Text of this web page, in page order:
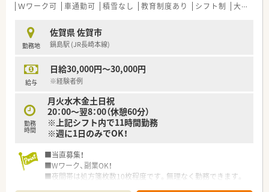
Ｗワーク可 車通勤可 積雪なし 教育制度あり シフト制 大手チェーン以外
勤務地
佐賀県 佐賀市
鍋島駅 (JR長崎本線)
給与
日給30,000円～30,000円
※経験者例
勤務
時間
月火水木金土日祝
20：00～翌8：00（休憩60分）
※上記シフト内で11時間勤務
※週に1日のみでOK！
■当直募集！
■Wワーク、副業OK！
■夜間帯は処方箋枚数10枚程度です。無理なく勤務できます。